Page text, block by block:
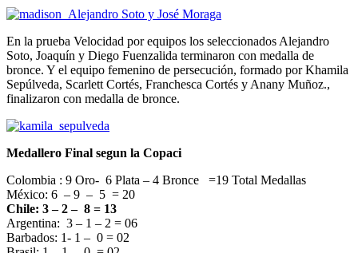
En la prueba Velocidad por equipos los seleccionados Alejandro
Soto, Joaquín y Diego Fuenzalida terminaron con medalla de
bronce. Y el equipo femenino de persecución, formado por Khamila
Sepúlveda, Scarlett Cortés, Franchesca Cortés y Anany Muñoz.,
finalizaron con medalla de bronce.
Medallero Final segun la Copaci
Colombia : 9 Oro- 6 Plata – 4 Bronce =19 Total Medallas
México: 6 – 9 – 5 = 20
Chile: 3 – 2 – 8 = 13
Argentina: 3 – 1 – 2 = 06
Barbados: 1- 1 – 0 = 02